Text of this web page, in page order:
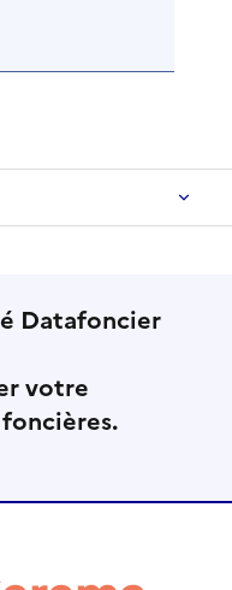
Datafoncier
votre